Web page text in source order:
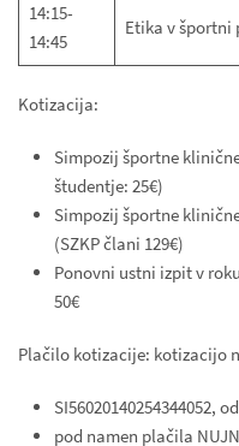
14:15-
14:45
Etika v športni
Kotizacija:
Simpozij športne
študentje: 25€)
Simpozij športne
(SZKP člani 129€)
Ponovni ustni izpit v
50€
Plačilo kotizacije: kotizacijo
SI56020140254344052,
pod namen plačila